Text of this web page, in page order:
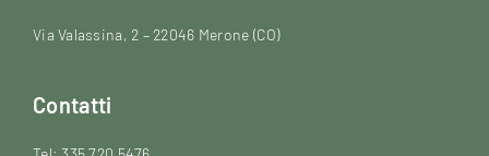
Via Valassina, 2 – 22046 Merone (CO)
Contatti